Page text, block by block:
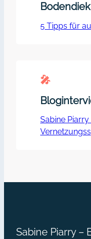
Bodendiek
5 Tipps für
🎤︎
Sabine
Sabine Piarry –